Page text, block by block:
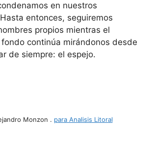
en nuestros
entonces, seguiremos
propios mientras el
continúa mirándonos desde
de siempre: el espejo.
Monzon . para Analisis Litoral